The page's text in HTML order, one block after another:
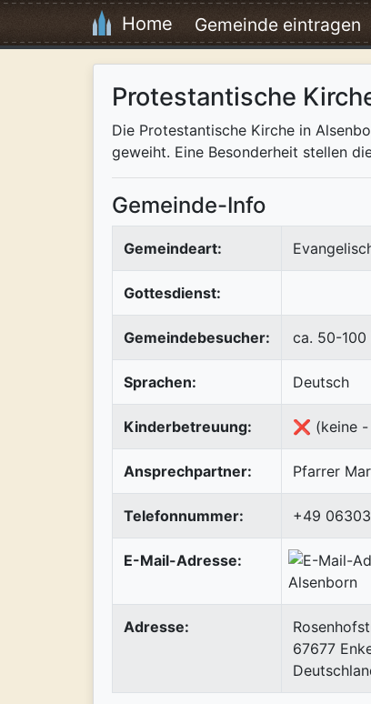
Home Gemeinde eintragen
Protestantische
Die Protestantische Kirche in
geweiht. Eine Besonderheit stellen
Gemeinde-Info
Gemeindeart:
Gottesdienst:
Gemeindebesucher: ca. 50-100
Sprachen: Deutsch
Kinderbetreuung: ❌ (keine -
Ansprechpartner: Pfarrer
Telefonnummer: +49
E-Mail-Adresse:
Adresse:
67677